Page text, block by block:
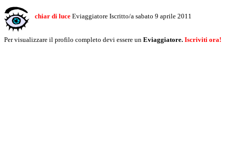
chiar di luce Eviaggiatore Iscritto/a sabato 9 aprile 2011
Per visualizzare il profilo completo devi essere un Eviaggiatore. Iscriviti ora!